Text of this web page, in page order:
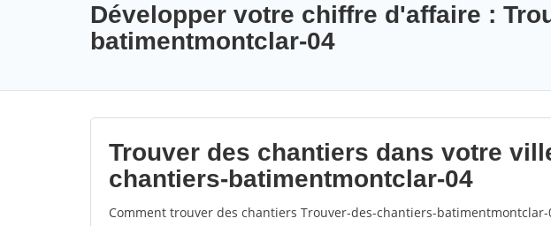
Développer votre chiffre d'affaire :
batimentmontclar-04
Trouver des chantiers dans votre
chantiers-batimentmontclar-04
Comment trouver des chantiers Trouver-des-chantiers-batimentmontclar-